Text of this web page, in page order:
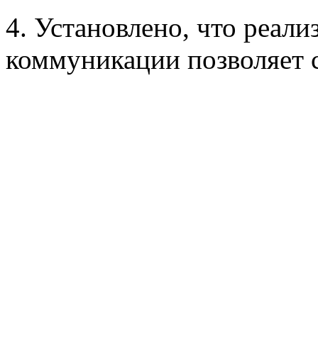
4. Установлено, что
коммуникации позволяет